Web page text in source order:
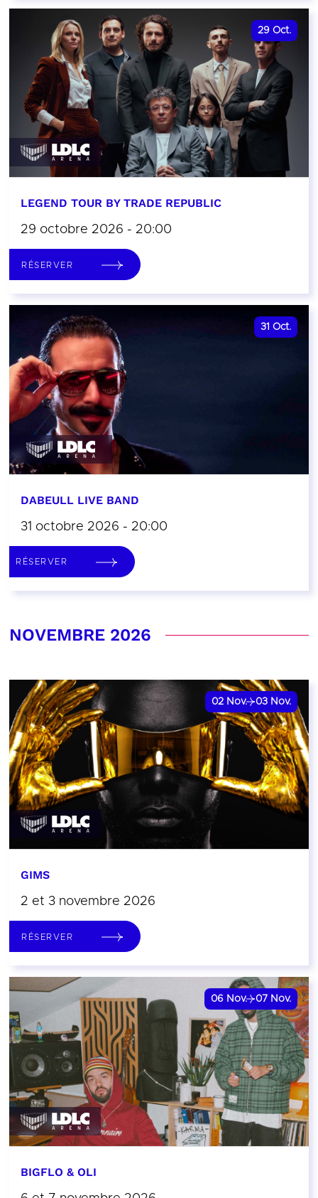
29 Oct.
LEGEND TOUR BY TRADE REPUBLIC
29 octobre 2026 - 20:00
RÉSERVER
31 Oct.
DABEULL LIVE BAND
31 octobre 2026 - 20:00
RÉSERVER
NOVEMBRE 2026
02 Nov. 03 Nov.
GIMS
2 et 3 novembre 2026
RÉSERVER
06 Nov. 07 Nov.
BIGFLO & OLI